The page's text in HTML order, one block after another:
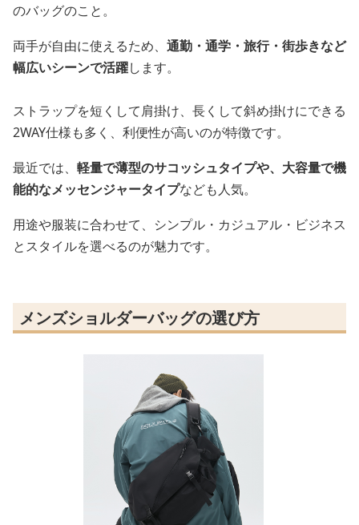
のバッグのこと。
両手が自由に使えるため、 通勤・通学・旅行・街歩きなど
幅広いシーンで活躍します。
ストラップを短くして肩掛け、長くして斜め掛けにできる
2WAY仕様も多く、利便性が高いのが特徴です。
最近では、 軽量で薄型のサコッシュタイプや、大容量で機
能的なメッセンジャータイプなども人気。
用途や服装に合わせて、シンプル・カジュアル・ビジネス
とスタイルを選べるのが魅力です。
メンズショルダーバッグの選び方